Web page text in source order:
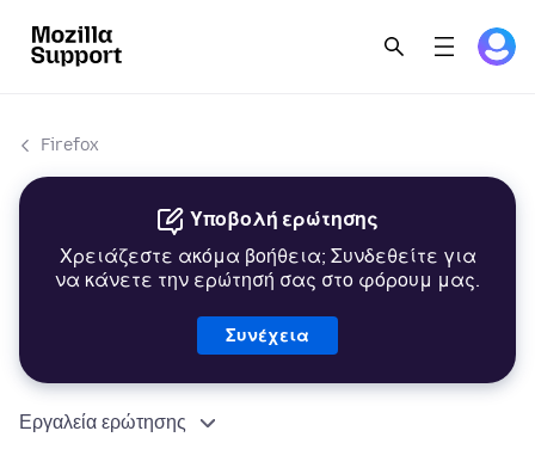
Firefox
Υποβολή ερώτησης
Χρειάζεστε ακόμα βοήθεια; Συνδεθείτε για
να κάνετε την ερώτησή σας στο φόρουμ μας.
Συνέχεια
Εργαλεία ερώτησης